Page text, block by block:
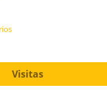
Visitas